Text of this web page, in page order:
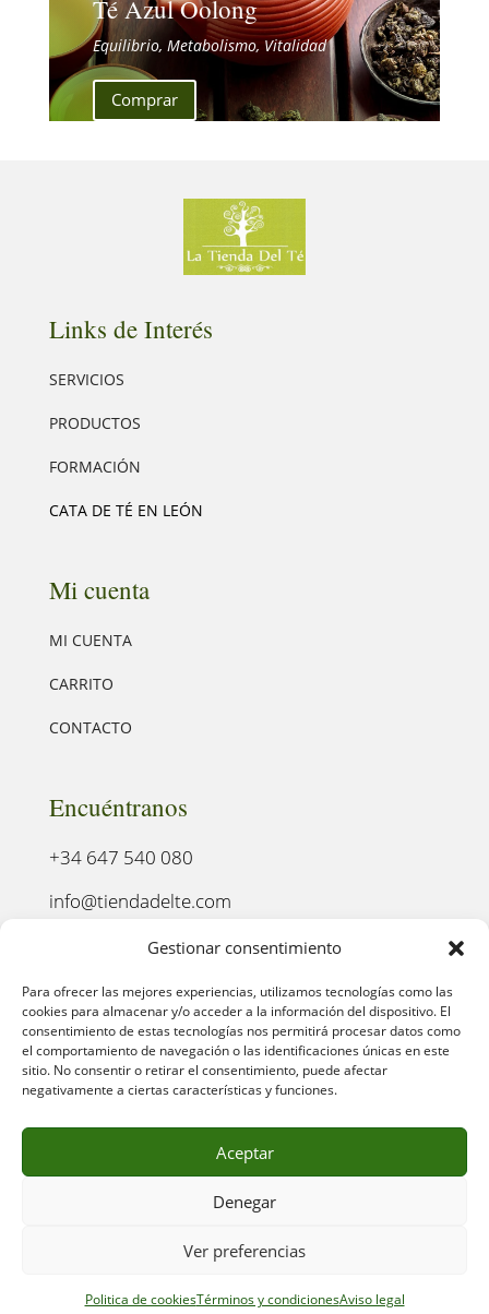
Gestionar consentimiento
Para ofrecer las mejores experiencias, utilizamos tecnologías como las
cookies para almacenar y/o acceder a la información del dispositivo. El
consentimiento de estas tecnologías nos permitirá procesar datos como
el comportamiento de navegación o las identificaciones únicas en este
sitio. No consentir o retirar el consentimiento, puede afectar
negativamente a ciertas características y funciones.
Aceptar
Denegar
Ver preferencias
Politica de cookiesTérminos y condicionesAviso legal
Té Azul Oolong
Equilibrio, Metabolismo, Vitalidad
Comprar
Links de Interés
SERVICIOS
PRODUCTOS
FORMACIÓN
CATA DE TÉ EN LEÓN
Mi cuenta
MI CUENTA
CARRITO
CONTACTO
Encuéntranos
+34 647 540 080
info@tiendadelte.com
Punto oficial de recogida:
C. Pozo, 13, 24003. León
POLÍTICA DE PRIVACIDAD
POLÍTICA DE COMPRA
ENVÍO Y ENTREGA TÉRMINOS Y CONDICIONES